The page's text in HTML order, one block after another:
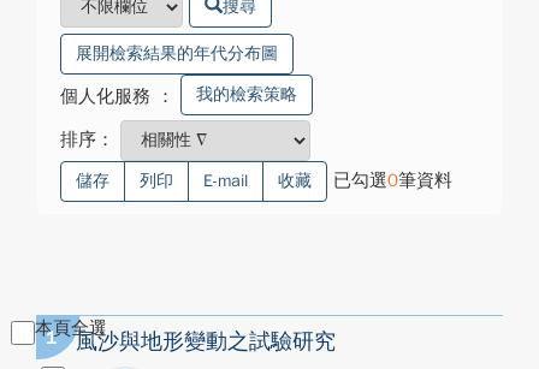
搜尋
展開檢索結果的年代分布圖
個人化服務 ： 我的檢索策略
排序：
儲存 列印 E-mail 收藏 已勾選0筆資料
本頁全選
1 風沙與地形變動之試驗研究